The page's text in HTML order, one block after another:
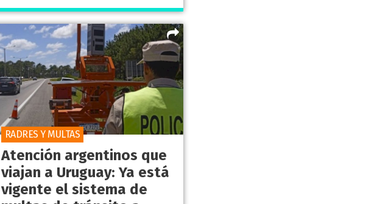
Atención argentinos que
viajan a Uruguay: Ya está
vigente el sistema de
RADRES Y MULTAS